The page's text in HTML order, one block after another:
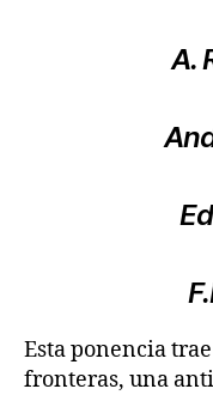
A.
Esta ponencia
fronteras, una